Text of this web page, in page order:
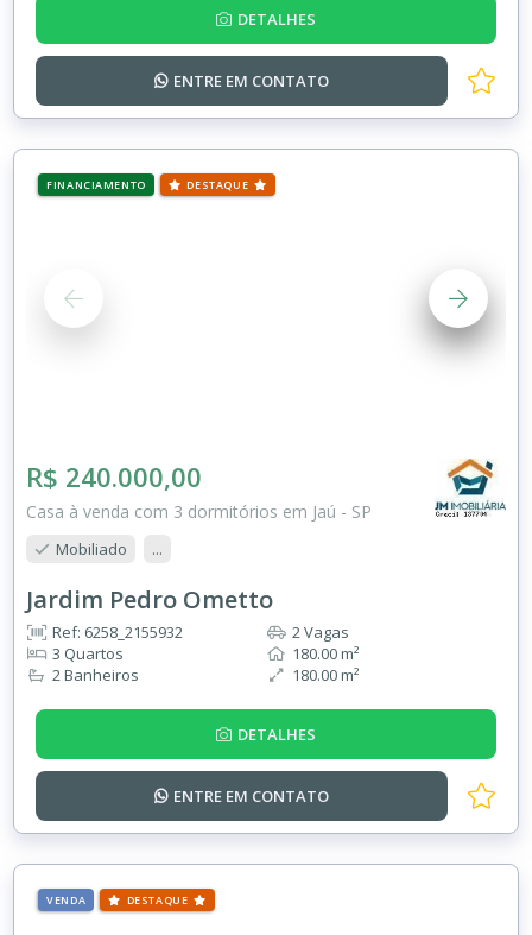
DETALHES
ENTRE EM CONTATO
FINANCIAMENTO DESTAQUE
R$ 240.000,00
Casa à venda com 3 dormitórios em Jaú - SP
Mobiliado ...
Jardim Pedro Ometto
Ref: 6258_2155932
3 Quartos
2 Banheiros
2 Vagas
180.00 m²
180.00 m²
DETALHES
ENTRE EM CONTATO
VENDA DESTAQUE